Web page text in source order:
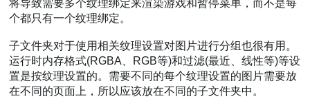
将导致需要多个纹理绑定来渲染游戏和暂停菜单，而不是每
个都只有一个纹理绑定。
子文件夹对于使用相关纹理设置对图片进行分组也很有用。
运行时内存格式(RGBA、RGB等)和过滤(最近、线性等)等设
置是按纹理设置的。需要不同的每个纹理设置的图片需要放
在不同的页面上，所以应该放在不同的子文件夹中。